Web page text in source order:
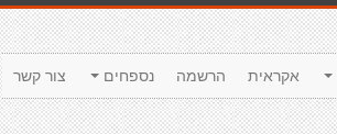
צור קשר נספחים הרשמה אקראית